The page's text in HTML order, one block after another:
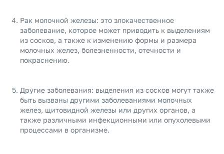
Рак молочной железы: это злокачественное
заболевание, которое может приводить к выделениям
из сосков, а также к изменению формы и размера
молочных желез, болезненности, отечности и
покраснению.
Другие заболевания: выделения из сосков могут также
быть вызваны другими заболеваниями молочных
желез, щитовидной железы или других органов, а
также различными инфекционными или опухолевыми
процессами в организме.